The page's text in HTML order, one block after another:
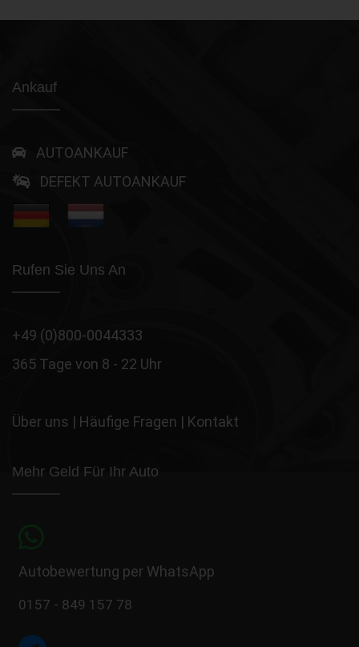
Ankauf
AUTOANKAUF
DEFEKT AUTOANKAUF
Rufen Sie Uns An
+49 (0)800-0044333
365 Tage von 8 - 22 Uhr
Über uns | Häufige Fragen | Kontakt
Mehr Geld Für Ihr Auto
Autobewertung per WhatsApp
0157 - 849 157 78